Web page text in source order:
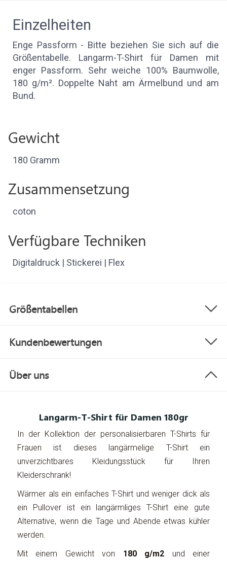
Einzelheiten
Enge Passform - Bitte beziehen Sie sich auf die
Größentabelle. Langarm-T-Shirt für Damen mit
enger Passform. Sehr weiche 100% Baumwolle,
180 g/m². Doppelte Naht am Ärmelbund und am
Bund.
Gewicht
180 Gramm
Zusammensetzung
coton
Verfügbare Techniken
Digitaldruck | Stickerei | Flex
Größentabellen
Kundenbewertungen
Über uns
Langarm-T-Shirt für Damen 180gr
In der Kollektion der personalisierbaren T-Shirts für
Frauen ist dieses langärmelige T-Shirt ein
unverzichtbares Kleidungsstück für Ihren
Kleiderschrank!
Wärmer als ein einfaches T-Shirt und weniger dick als
ein Pullover ist ein langärmliges T-Shirt eine gute
Alternative, wenn die Tage und Abende etwas kühler
werden.
Mit einem Gewicht von 180 g/m2 und einer